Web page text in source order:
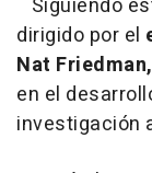
Siguiendo
dirigido por el
Nat Friedman,
en el
investigación